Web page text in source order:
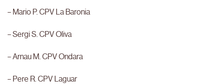
– Mario P. CPV La Baronia
– Sergi S. CPV Oliva
– Arnau M. CPV Ondara
– Pere R. CPV Laguar